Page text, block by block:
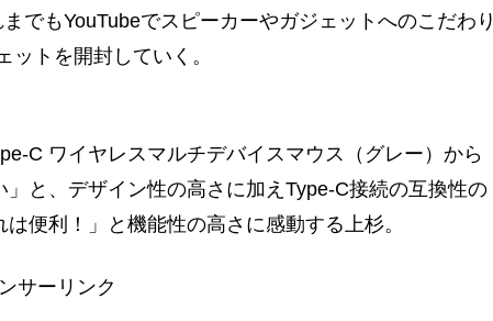
でもYouTubeでスピーカーやガジェットへのこだわり
トを開封していく。
C ワイヤレスマルチデバイスマウス（グレー）から
と、デザイン性の高さに加えType-C接続の互換性の
便利！」と機能性の高さに感動する上杉。
サーリンク